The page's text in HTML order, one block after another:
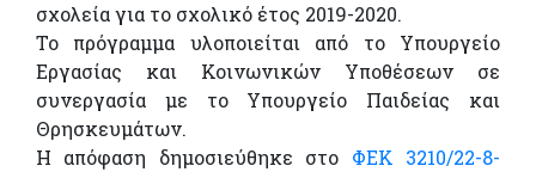
σχολεία για το σχολικό έτος 2019-2020.
Το πρόγραμμα υλοποιείται από το Υπουργείο
Εργασίας και Κοινωνικών Υποθέσεων σε
συνεργασία με το Υπουργείο Παιδείας και
Θρησκευμάτων.
Η απόφαση δημοσιεύθηκε στο ΦΕΚ 3210/22-8-